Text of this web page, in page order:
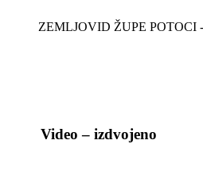
ZEMLJOVID ŽUPE POTOCI
Video – izdvojeno